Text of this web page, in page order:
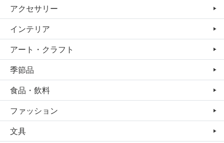
アクセサリー
インテリア
アート・クラフト
季節品
食品・飲料
ファッション
文具